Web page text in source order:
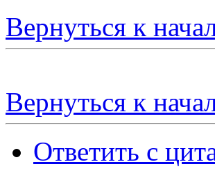
Вернуться к
Вернуться к
Ответить с